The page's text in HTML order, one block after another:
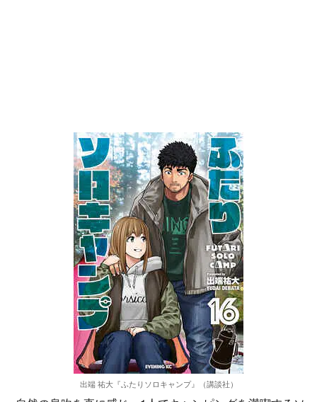
出端 祐大『ふたりソロキャンプ』（講談社）